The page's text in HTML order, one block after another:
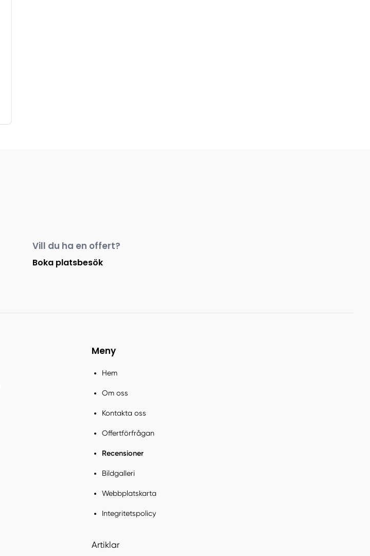
Vill du ha en offert?
Boka platsbesök
Meny
Hem
Om oss
Kontakta oss
Offertförfrågan
Recensioner
Bildgalleri
Webbplatskarta
Integritetspolicy
Artiklar